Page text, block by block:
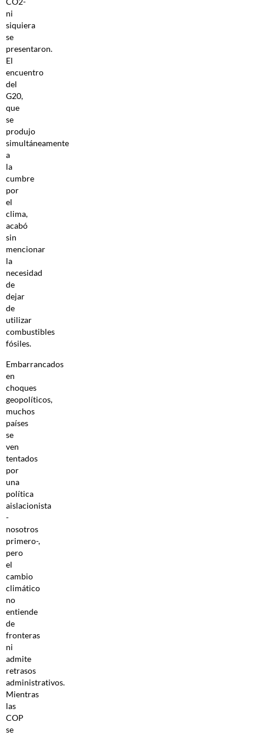
ni
siquiera
se
presentaron.
El
encuentro
del
G20,
que
se
produjo
simultáneamente
a
la
cumbre
por
el
clima,
acabó
sin
mencionar
la
necesidad
de
dejar
de
utilizar
combustibles
fósiles.
Embarrancados
en
choques
geopolíticos,
muchos
países
se
ven
tentados
por
una
política
aislacionista
-
nosotros
primero-,
pero
el
cambio
climático
no
entiende
de
fronteras
ni
admite
retrasos
administrativos.
Mientras
las
COP
se